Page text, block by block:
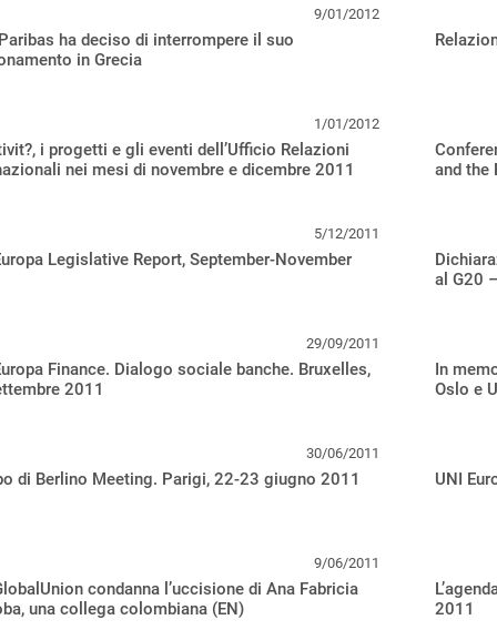
9/01/2012
ha deciso di interrompere il suo
in Grecia
1/01/2012
i progetti e gli eventi dell’Ufficio Relazioni
nei mesi di novembre e dicembre 2011
and the
5/12/2011
Legislative Report, September-November
al G20
29/09/2011
Finance. Dialogo sociale banche. Bruxelles,
2011
In
Oslo e
30/06/2011
di Berlino Meeting. Parigi, 22-23 giugno 2011 UNI
9/06/2011
condanna l’uccisione di Ana Fabricia
una collega colombiana (EN)
2011